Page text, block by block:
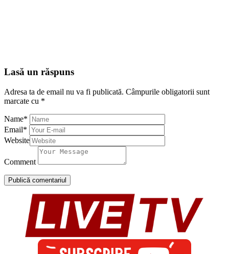
Lasă un răspuns
Adresa ta de email nu va fi publicată. Câmpurile obligatorii sunt
marcate cu *
Name*
Email*
Website
Comment